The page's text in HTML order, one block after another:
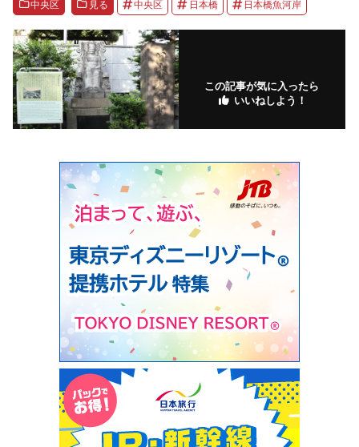
中央区 見る 中央区 日本橋 日本橋魚河岸
この記事が気に入ったら
いいねしよう！